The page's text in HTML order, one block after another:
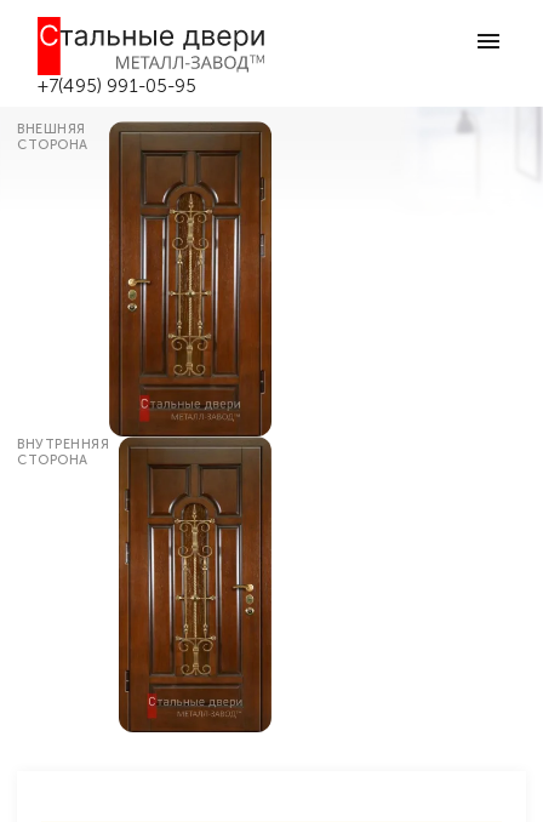
+7(495) 991-05-95
Остеклённая дверь с кованой
решёткой №26 в Москве
ВНЕШНЯЯ
СТОРОНА
ВНУТРЕННЯЯ
СТОРОНА